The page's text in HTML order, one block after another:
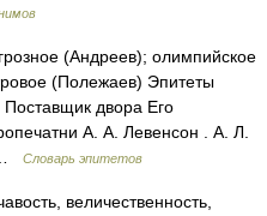
(Андреев); олимпийское
(Полежаев) Эпитеты
двора Его
А. А. Левенсон . А. Л.
…
Словарь эпитетов
величественность,